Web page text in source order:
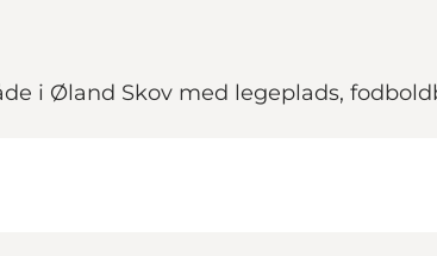
i Øland Skov med legeplads,